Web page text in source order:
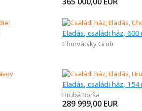
Eladás, családi ház, 600
Chorvátsky Grob
Eladás, családi ház, 154
Hrubá Borša
289 999,00 EUR